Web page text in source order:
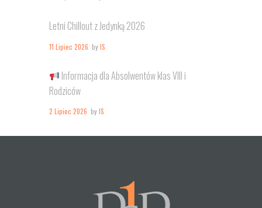
Letni Chillout z Jedynką 2026
11 Lipiec 2026 byIS
Informacja dla Absolwentów klas VIII i
Rodziców
2 Lipiec 2026 byIS